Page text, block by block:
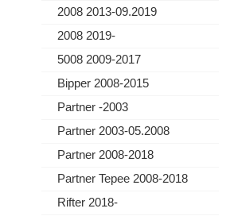
2008 2013-09.2019
2008 2019-
5008 2009-2017
Bipper 2008-2015
Partner -2003
Partner 2003-05.2008
Partner 2008-2018
Partner Tepee 2008-2018
Rifter 2018-